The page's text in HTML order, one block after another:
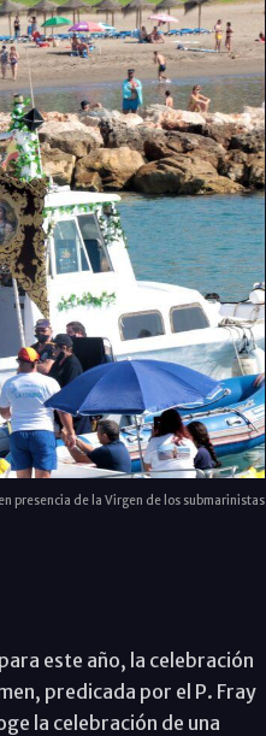
presencia de la Virgen de los submarinistas
este año, la celebración
predicada por el P. Fray
la celebración de una